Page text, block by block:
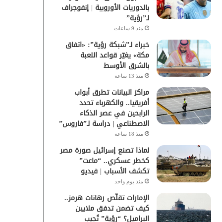
بالدوريات الأوروبية | إنفوجراف
لـ”رؤية”
منذ 9 ساعات
خبراء لـ”شبكة رؤية”: «اتفاق
مكة» يغيّر قواعد اللعبة
بالشرق الأوسط
منذ 13 ساعة
مراكز البيانات تطرق أبواب
أفريقيا.. والكهرباء تحدد
الرابحين في عصر الذكاء
الاصطناعي | دراسة لـ”فاروس”
منذ 18 ساعة
لماذا تصنع إسرائيل صورة مصر
كخطر عسكري.. “ماعت”
تكشف الأسباب | فيديو
منذ يوم واحد
الإمارات تقلّص رهانات هرمز..
كيف تضمن تدفق ملايين
البراميل؟ “رؤية” تُجيب